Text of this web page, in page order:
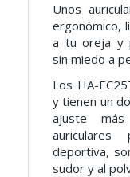
Unos
ergonómico,
a tu oreja y
sin miedo a
Los HA-
y tienen un
ajuste
deportiva,
sudor y al